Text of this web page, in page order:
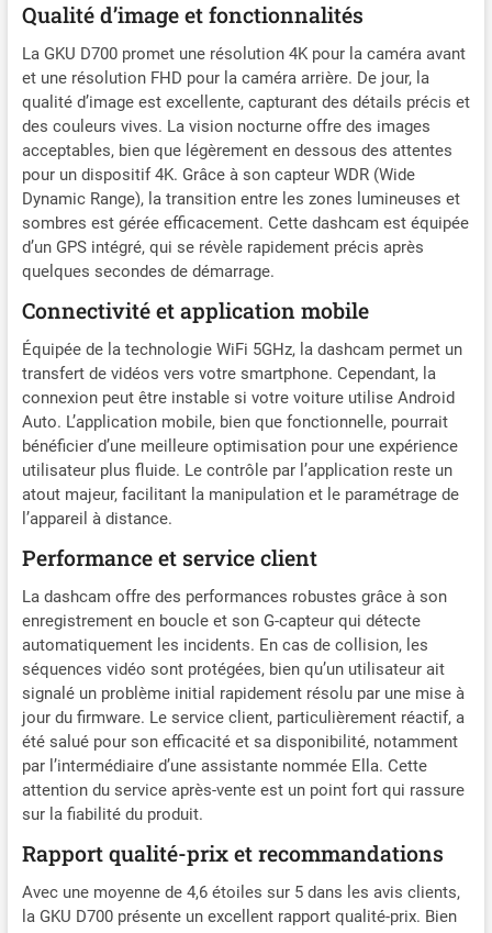
intégré 5 GHz permet
d'aperçu, de télécharger et
de partager des vidéos à
grande vitesse jusqu'à 4
fois plus rapide que 2,4
GHz. Avec l'application «
GKU GO » sur votre
téléphone portable, vous
pouvez regarder des vidéos
en direct et gérer les vidéos
enregistrées sur votre
smartphone iOS ou
Android. La caméra
embarquée capture la
vitesse et la position
actuelles via la fonction
GPS, et la synchronisation
par satellite corrige
automatiquement l'heure
actuelle. Écran tactile de
3,18 pouces et installation
facile : grâce à l'écran
accéder rapidement et
fonctions de la caméra
embarquée de votre
véhicule, y compris
l'enregistrement vidéo, la
lecture, les paramètres et
plus encore. Cette caméra
embarquée de voiture avec
port de type C est très
compacte et n'affecte pas la
avant avec angle réglable
installer, à enlever et à régler
l'angle lors de l'utilisation.
Qualité d’image et fonctionnalités
La GKU D700 promet une résolution 4K pour la caméra avant
et une résolution FHD pour la caméra arrière. De jour, la
qualité d’image est excellente, capturant des détails précis et
des couleurs vives. La vision nocturne offre des images
acceptables, bien que légèrement en dessous des attentes
pour un dispositif 4K. Grâce à son capteur WDR (Wide
Dynamic Range), la transition entre les zones lumineuses et
sombres est gérée efficacement. Cette dashcam est équipée
d’un GPS intégré, qui se révèle rapidement précis après
quelques secondes de démarrage.
Connectivité et application mobile
Équipée de la technologie WiFi 5GHz, la dashcam permet un
transfert de vidéos vers votre smartphone. Cependant, la
connexion peut être instable si votre voiture utilise Android
Auto. L’application mobile, bien que fonctionnelle, pourrait
bénéficier d’une meilleure optimisation pour une expérience
utilisateur plus fluide. Le contrôle par l’application reste un
atout majeur, facilitant la manipulation et le paramétrage de
l’appareil à distance.
Performance et service client
La dashcam offre des performances robustes grâce à son
enregistrement en boucle et son G-capteur qui détecte
automatiquement les incidents. En cas de collision, les
séquences vidéo sont protégées, bien qu’un utilisateur ait
signalé un problème initial rapidement résolu par une mise à
jour du firmware. Le service client, particulièrement réactif, a
été salué pour son efficacité et sa disponibilité, notamment
par l’intermédiaire d’une assistante nommée Ella. Cette
attention du service après-vente est un point fort qui rassure
sur la fiabilité du produit.
Rapport qualité-prix et recommandations
Avec une moyenne de 4,6 étoiles sur 5 dans les avis clients,
la GKU D700 présente un excellent rapport qualité-prix. Bien